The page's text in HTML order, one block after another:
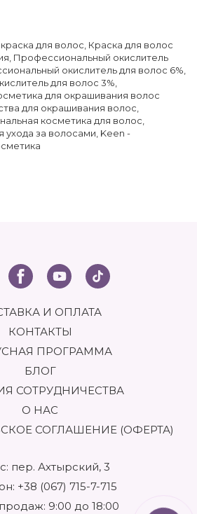
краска для волос, Краска для волос
, Профессиональный окислитель
окислитель для волос 6%,
для волос 3%,
для окрашивания волос
для окрашивания волос,
косметика для волос,
ухода за волосами, Keen -
И ОПЛАТА
КОНТАКТЫ
ПРОГРАММА
БЛОГ
СОТРУДНИЧЕСТВА
О НАС
СОГЛАШЕНИЕ (ОФЕРТА)
пер. Ахтырский, 3
+38 (067) 715-7-715
9:00 до 18:00